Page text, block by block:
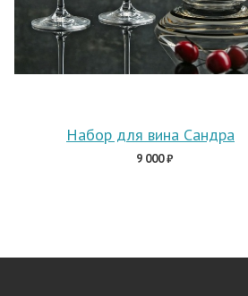
Набор для вина Сандра
9 000 ₽